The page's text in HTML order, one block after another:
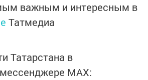
важным и интересным в
Татмедиа
Татарстана в
MАХ: